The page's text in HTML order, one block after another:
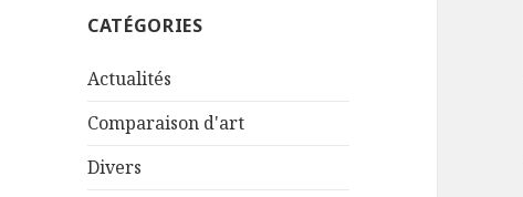
CATÉGORIES
Actualités
Comparaison d'art
Divers